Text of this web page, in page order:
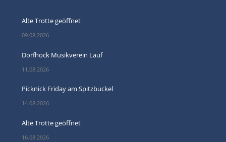
Alte Trotte geöffnet
09.08.2026
Dorfhock Musikverein Lauf
11.08.2026
Picknick Friday am Spitzbuckel
14.08.2026
Alte Trotte geöffnet
16.08.2026